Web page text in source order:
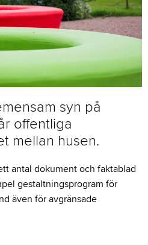
syn på
offentliga
mellan husen.
antal dokument och faktablad
gestaltningsprogram för
även för avgränsade